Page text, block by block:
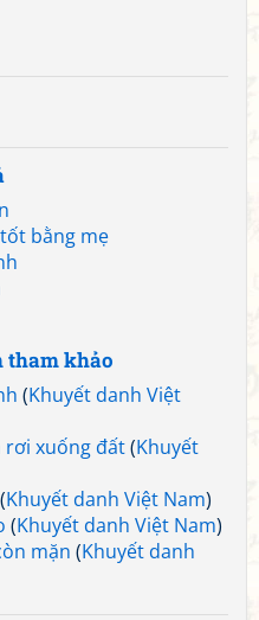
bằng mẹ
tham khảo
(Khuyết danh Việt
rơi xuống đất(Khuyết
(Khuyết danh Việt Nam)
(Khuyết danh Việt Nam)
mặn (Khuyết danh